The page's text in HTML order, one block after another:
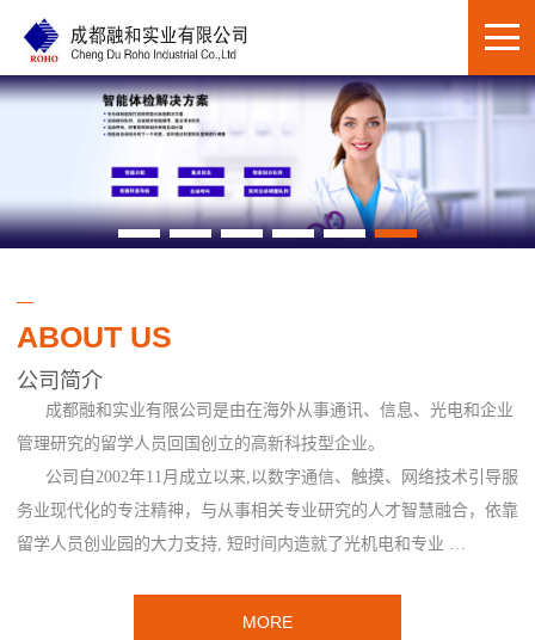
ABOUT US
公司简介
成都融和实业有限公司是由在海外从事通讯、信息、光电和企业
管理研究的留学人员回国创立的高新科技型企业。
公司自2002年11月成立以来,以数字通信、触摸、网络技术引导服
务业现代化的专注精神，与从事相关专业研究的人才智慧融合，依靠
留学人员创业园的大力支持, 短时间内造就了光机电和专业 …
MORE